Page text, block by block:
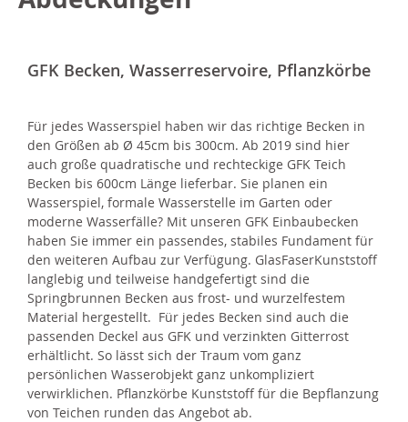
GFK Becken, Wasserreservoire, Pflanzkörbe
Für jedes Wasserspiel haben wir das richtige Becken in
den Größen ab Ø 45cm bis 300cm. Ab 2019 sind hier
auch große quadratische und rechteckige GFK Teich
Becken bis 600cm Länge lieferbar. Sie planen ein
Wasserspiel, formale Wasserstelle im Garten oder
moderne Wasserfälle? Mit unseren GFK Einbaubecken
haben Sie immer ein passendes, stabiles Fundament für
den weiteren Aufbau zur Verfügung. GlasFaserKunststoff
langlebig und teilweise handgefertigt sind die
Springbrunnen Becken aus frost- und wurzelfestem
Material hergestellt. Für jedes Becken sind auch die
passenden Deckel aus GFK und verzinkten Gitterrost
erhältlicht. So lässt sich der Traum vom ganz
persönlichen Wasserobjekt ganz unkompliziert
verwirklichen. Pflanzkörbe Kunststoff für die Bepflanzung
von Teichen runden das Angebot ab.